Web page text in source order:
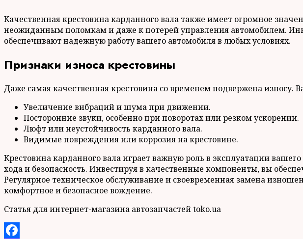
Качественная крестовина карданного вала также имеет огромное
неожиданным поломкам и даже к потерей управления автомобилем.
обеспечивают надежную работу вашего автомобиля в любых условиях.
Признаки износа крестовины
Даже самая качественная крестовина со временем подвержена износу.
Увеличение вибраций и шума при движении.
Посторонние звуки, особенно при поворотах или резком ускорении.
Люфт или неустойчивость карданного вала.
Видимые повреждения или коррозия на крестовине.
Крестовина карданного вала играет важную роль в эксплуатации
хода и безопасность. Инвестируя в качественные компоненты, вы
Регулярное техническое обслуживание и своевременная замена
комфортное и безопасное вождение.
Статья для интернет-магазина автозапчастей toko.ua